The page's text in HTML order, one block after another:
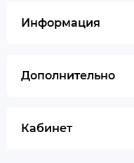
Информация
Дополнительно
Кабинет